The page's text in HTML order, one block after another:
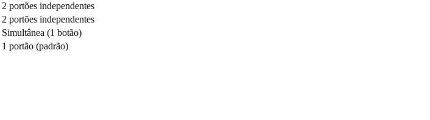
2 portões independentes
2 portões independentes
Simultânea (1 botão)
1 portão (padrão)